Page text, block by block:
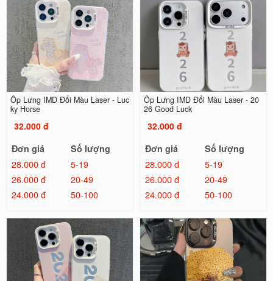
Ốp Lưng IMD Đổi Màu Laser - Luc
ky Horse
32.000 đ
Đơn giá
Số lượng
28.000 đ
5-19
26.000 đ
20-49
24.000 đ
50-100
Ốp Lưng IMD Đổi Màu Laser - 20
26 Good Luck
32.000 đ
Đơn giá
Số lượng
28.000 đ
5-19
26.000 đ
20-49
24.000 đ
50-100